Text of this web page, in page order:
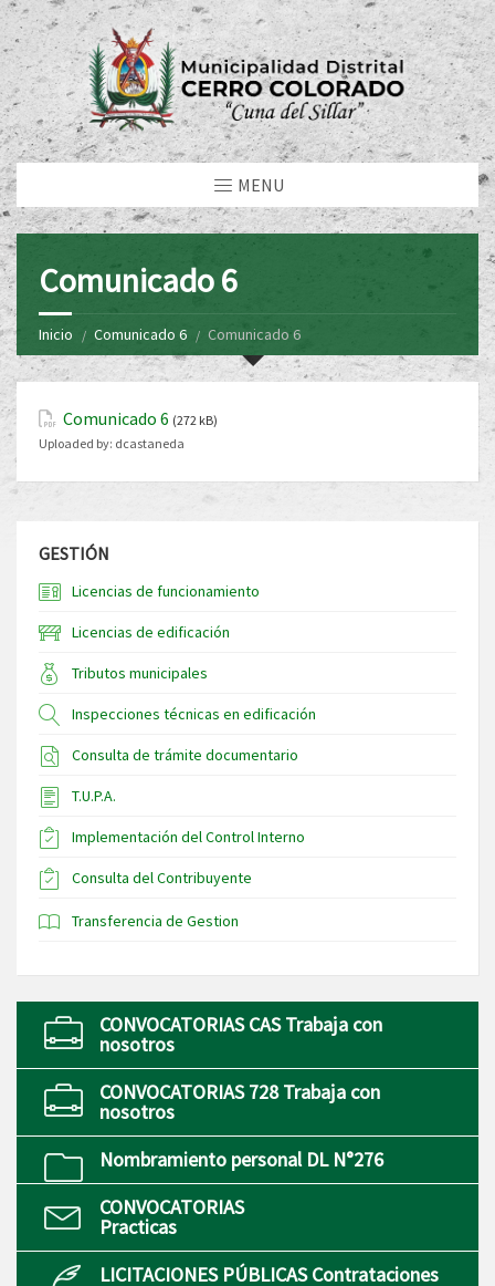
MENU
Comunicado 6
Inicio Comunicado 6 Comunicado 6
Comunicado 6 (272 kB)
Uploaded by: dcastaneda
GESTIÓN
Licencias de funcionamiento
Licencias de edificación
Tributos municipales
Inspecciones técnicas en edificación
Consulta de trámite documentario
T.U.P.A.
Implementación del Control Interno
Consulta del Contribuyente
Transferencia de Gestion
CONVOCATORIAS CAS Trabaja con
nosotros
CONVOCATORIAS 728 Trabaja con
nosotros
Nombramiento personal DL N°276
CONVOCATORIAS
Practicas
LICITACIONES PÚBLICAS Contrataciones